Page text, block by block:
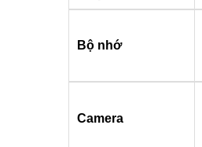
Bộ nhớ
Camera